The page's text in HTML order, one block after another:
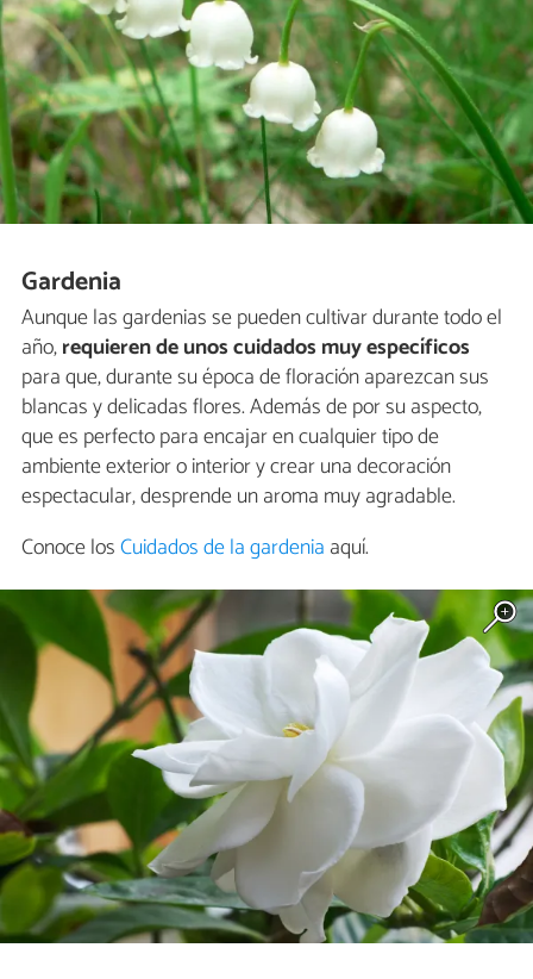
Gardenia
Aunque las gardenias se pueden cultivar durante todo el
año,requieren de unos cuidados muy específicos
para que, durante su época de floración aparezcan sus
blancas y delicadas flores. Además de por su aspecto,
que es perfecto para encajar en cualquier tipo de
ambiente exterior o interior y crear una decoración
espectacular, desprende un aroma muy agradable.
Conoce losCuidados de la gardenia aquí.